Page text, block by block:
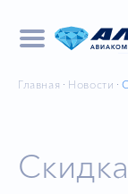
Главная Новости